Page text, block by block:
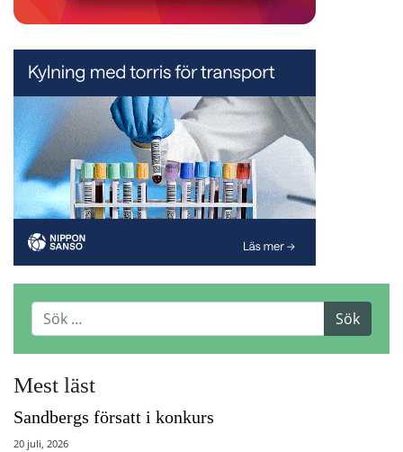
Mest läst
Sandbergs försatt i konkurs
20 juli, 2026